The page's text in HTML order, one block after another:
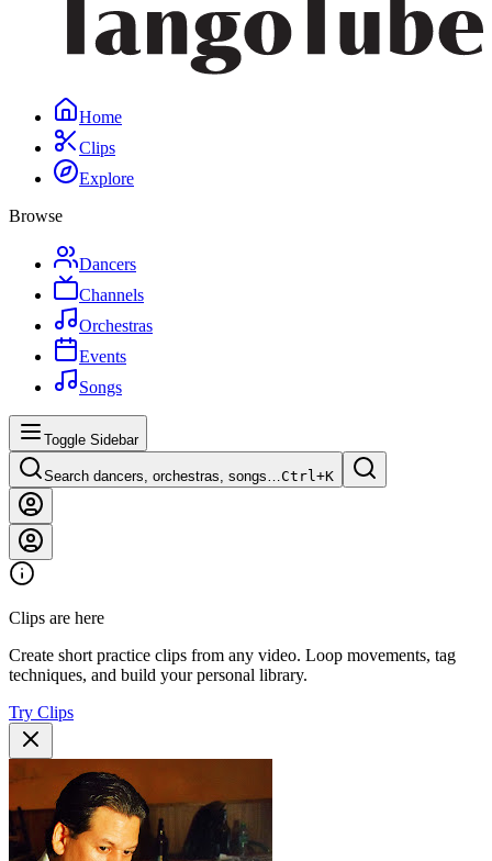
Home
Clips
Explore
Browse
Dancers
Channels
Orchestras
Events
Songs
Toggle Sidebar
Search dancers, orchestras, songs…Ctrl+K
Clips are here
Create short practice clips from any video. Loop movements, tag
techniques, and build your personal library.
Try Clips